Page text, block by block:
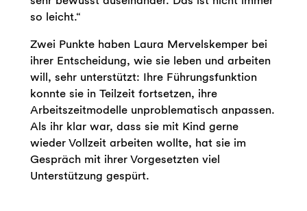
so leicht.“
Zwei Punkte haben Laura Mervelskemper bei
ihrer Entscheidung, wie sie leben und arbeiten
will, sehr unterstützt: Ihre Führungsfunktion
konnte sie in Teilzeit fortsetzen, ihre
Arbeitszeitmodelle unproblematisch anpassen.
Als ihr klar war, dass sie mit Kind gerne
wieder Vollzeit arbeiten wollte, hat sie im
Gespräch mit ihrer Vorgesetzten viel
Unterstützung gespürt.